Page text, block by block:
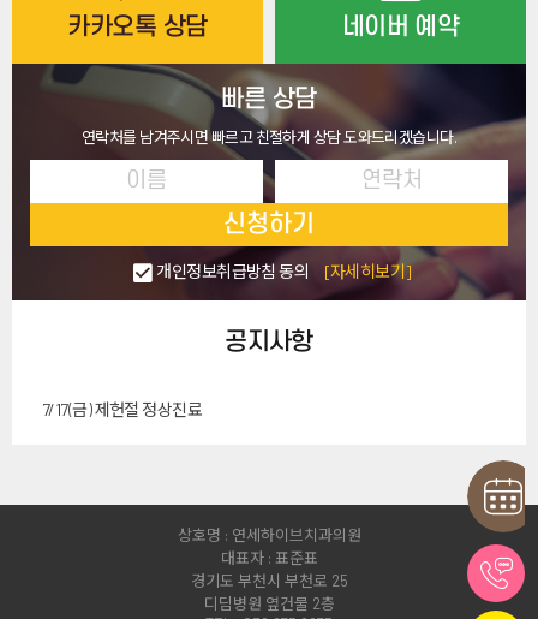
공지사항
7/17(금) 제헌절 정상진료
카카오톡 상담 네이버 예약
빠른 상담
연락처를 남겨주시면 빠르고 친절하게 상담 도와드리겠습니다.
신청하기
개인정보취급방침 동의 [자세히보기]
상호명 : 연세하이브치과의원
대표자 : 표준표
경기도 부천시 부천로 25
디딤병원 옆건물 2층